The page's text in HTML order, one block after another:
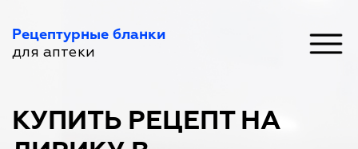
Рецептурные бланки
для аптеки
КУПИТЬ РЕЦЕПТ НА